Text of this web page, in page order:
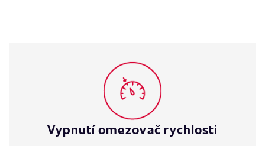
Vypnutí omezovač rychlosti